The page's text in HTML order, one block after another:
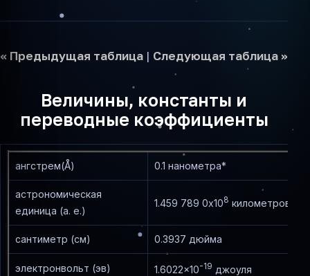
<< Предыдущая таблица | Cледующая таблица >>
Величины, константы и
переводные коэффициенты
ангстрем(Å) 0.1 нанометра*
астрономическая
единица (а. е.)
1.459 789 0x108 километров*
сантиметр (см) 0.3937 дюйма
электронвольт (эв) 1.6022x10-19 джоуля